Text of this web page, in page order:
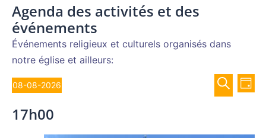
Agenda des activités et des
événements
Événements religieux et culturels organisés dans
notre église et ailleurs:
Évènements
for
et
de
de
JOUR
08-08-2026
une
17h00